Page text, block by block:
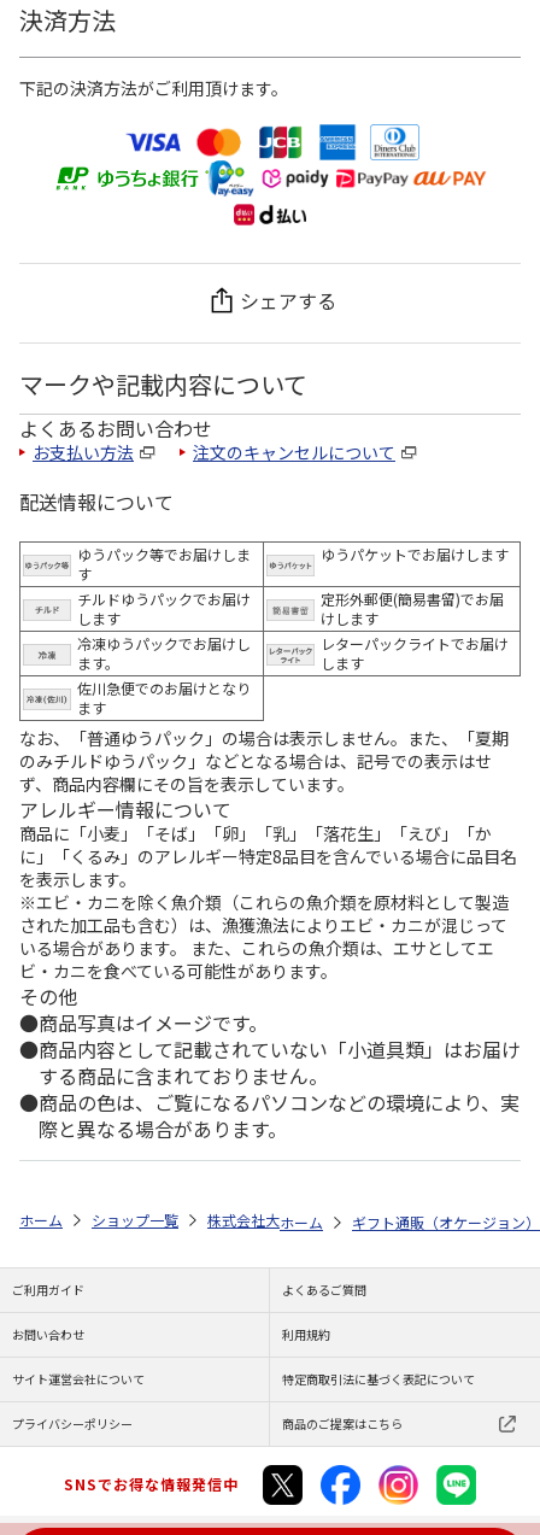
決済方法
下記の決済方法がご利用頂けます。
シェアする
マークや記載内容について
よくあるお問い合わせ
お支払い方法 注文のキャンセルについて
配送情報について
ゆうパック等でお届けしま
す
ゆうパケットでお届けします
チルドゆうパックでお届け
します
定形外郵便(簡易書留)でお届
けします
冷凍ゆうパックでお届けし
ます。
レターパックライトでお届け
します
佐川急便でのお届けとなり
ます
なお、「普通ゆうパック」の場合は表示しません。また、「夏期
のみチルドゆうパック」などとなる場合は、記号での表示はせ
ず、商品内容欄にその旨を表示しています。
アレルギー情報について
商品に「小麦」「そば」「卵」「乳」「落花生」「えび」「か
に」「くるみ」のアレルギー特定8品目を含んでいる場合に品目名
を表示します。
※エビ・カニを除く魚介類（これらの魚介類を原材料として製造
された加工品も含む）は、漁獲漁法によりエビ・カニが混じって
いる場合があります。 また、これらの魚介類は、エサとしてエ
ビ・カニを食べている可能性があります。
その他
商品写真はイメージです。
商品内容として記載されていない「小道具類」はお届け
する商品に含まれておりません。
商品の色は、ご覧になるパソコンなどの環境により、実
際と異なる場合があります。
ホーム ショップ一覧 株式会社大和 ≪家庭画報≫ あさぎ
ホーム ギフト通販（オケージョン）
ご利用ガイド よくあるご質問
お問い合わせ 利用規約
サイト運営会社について 特定商取引法に基づく表記について
プライバシーポリシー 商品のご提案はこちら
SNSでお得な情報発信中